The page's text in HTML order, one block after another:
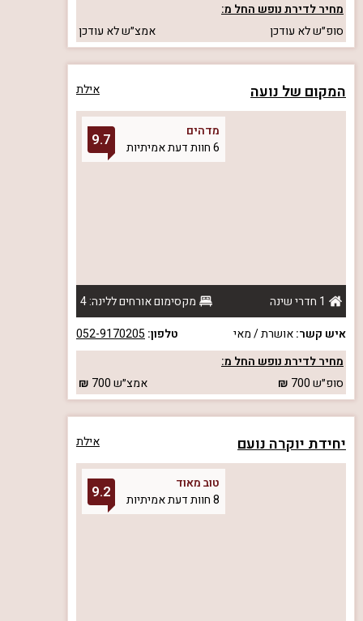
מחיר לדירת נופש החל מ:
סופ״שלא עודכן אמצ״שלא עודכן
המקום של נועה אילת
מדהים
6 חוות דעת אמיתיות
9.7
1 חדרי שינה
מקסימום אורחים ללינה: 4
איש קשר:אושרת / מאי טלפון: 052-9170205
מחיר לדירת נופש החל מ:
סופ״ש700 אמצ״ש700
יחידת יוקרה נועם אילת
טוב מאוד
8 חוות דעת אמיתיות
9.2